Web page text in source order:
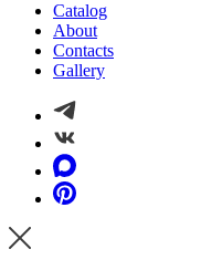
Catalog
About
Contacts
Gallery